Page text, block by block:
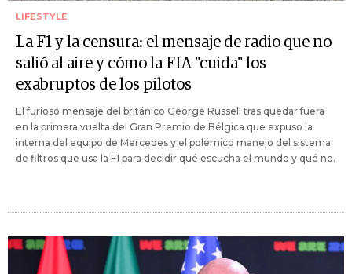
LIFESTYLE
La F1 y la censura: el mensaje de radio que no
salió al aire y cómo la FIA "cuida" los
exabruptos de los pilotos
El furioso mensaje del británico George Russell tras quedar fuera
en la primera vuelta del Gran Premio de Bélgica que expuso la
interna del equipo de Mercedes y el polémico manejo del sistema
de filtros que usa la F1 para decidir qué escucha el mundo y qué no.